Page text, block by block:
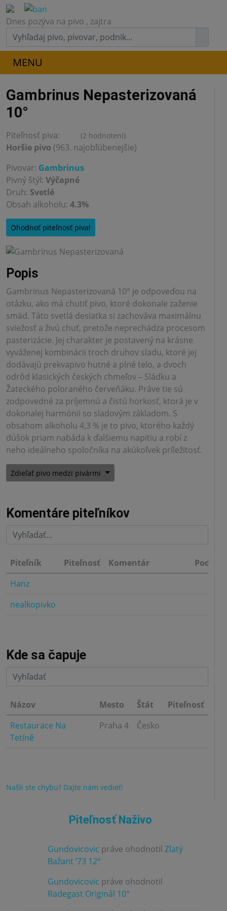
Dnes pozýva na pivo , zajtra
MENU
Gambrinus Nepasterizovaná
10°
Piteľnosť piva: (2 hodnotení)
Horšie pivo (963. najobľúbenejšie)
Pivovar: Gambrinus
Pivný štýl: Výčapné
Druh: Svetlé
Obsah alkoholu: 4.3%
Ohodnoť piteľnosť piva!
Popis
Gambrinus Nepasterizovaná 10° je odpoveďou na
otázku, ako má chutiť pivo, ktoré dokonale zaženie
smäd. Táto svetlá desiatka si zachováva maximálnu
sviežosť a živú chuť, pretože neprechádza procesom
pasterizácie. Jej charakter je postavený na krásne
vyváženej kombinácii troch druhov sladu, ktoré jej
dodávajú prekvapivo hutné a plné telo, a dvoch
odrôd klasických českých chmeľov – Sládku a
Žateckého poloraného červeňáku. Práve tie sú
zodpovedné za príjemnú a čistú horkosť, ktorá je v
dokonalej harmónii so sladovým základom. S
obsahom alkoholu 4,3 % je to pivo, ktorého každý
dúšok priam nabáda k ďalšiemu napitiu a robí z
neho ideálneho spoločníka na akúkoľvek príležitosť.
Zdieľať pivo medzi pivármi
Komentáre piteľníkov
Piteľník Piteľnosť Komentár
Podnik
Hanz
nealkopivko
Kde sa čapuje
Názov Mesto Štát
Piteľnosť
Restaurace Na
Tetíně
Praha 4 Česko
Našli ste chybu? Dajte nám vedieť!
Piteľnosť Naživo
Gundovicovic práve ohodnotil Zlatý
Bažant ’73 12°
Gundovicovic práve ohodnotil
Radegast Originál 10°